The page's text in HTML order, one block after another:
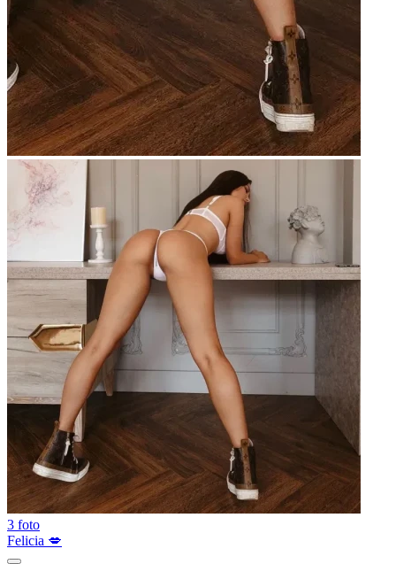
3 foto
Felicia 💋